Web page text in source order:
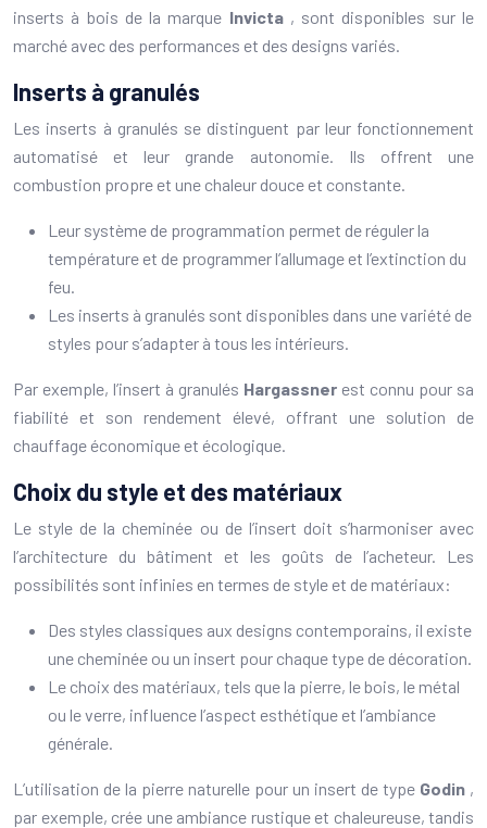
inserts à bois de la marque Invicta , sont disponibles sur le
marché avec des performances et des designs variés.
Inserts à granulés
Les inserts à granulés se distinguent par leur fonctionnement
automatisé et leur grande autonomie. Ils offrent une
combustion propre et une chaleur douce et constante.
Leur système de programmation permet de réguler la
température et de programmer l’allumage et l’extinction du
feu.
Les inserts à granulés sont disponibles dans une variété de
styles pour s’adapter à tous les intérieurs.
Par exemple, l’insert à granulés Hargassner est connu pour sa
fiabilité et son rendement élevé, offrant une solution de
chauffage économique et écologique.
Choix du style et des matériaux
Le style de la cheminée ou de l’insert doit s’harmoniser avec
l’architecture du bâtiment et les goûts de l’acheteur. Les
possibilités sont infinies en termes de style et de matériaux:
Des styles classiques aux designs contemporains, il existe
une cheminée ou un insert pour chaque type de décoration.
Le choix des matériaux, tels que la pierre, le bois, le métal
ou le verre, influence l’aspect esthétique et l’ambiance
générale.
L’utilisation de la pierre naturelle pour un insert de type Godin ,
par exemple, crée une ambiance rustique et chaleureuse, tandis